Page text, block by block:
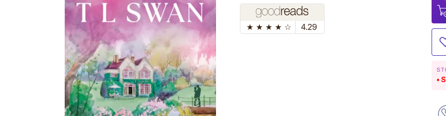
★ ★ ★ ★ ☆ 4.29